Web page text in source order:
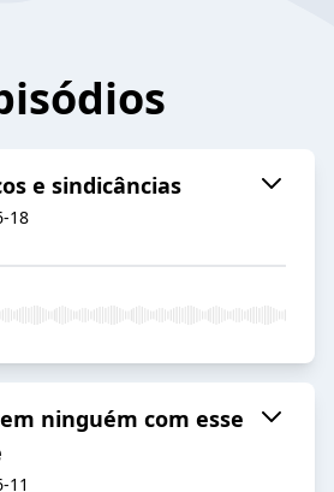
e sindicâncias
18
ninguém com esse
11